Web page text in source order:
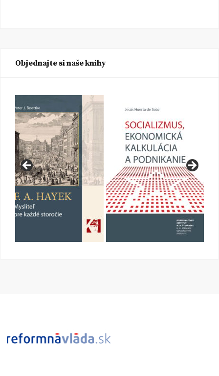
Objednajte si naše knihy